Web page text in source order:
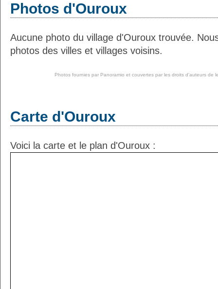
Photos d'Ouroux
Aucune photo du village d'Ouroux trouvée.
photos des villes et villages voisins.
Photos fournies par Panoramio et couvertes par les droits d'auteurs de
Carte d'Ouroux
Voici la carte et le plan d'Ouroux :